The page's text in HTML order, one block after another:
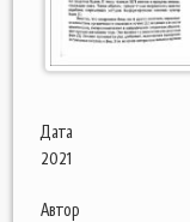
Дата
2021
Автор